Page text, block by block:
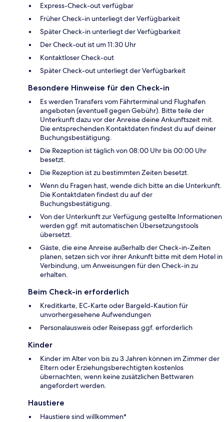
Express-Check-out verfügbar
Früher Check-in unterliegt der Verfügbarkeit
Später Check-in unterliegt der Verfügbarkeit
Der Check-out ist um 11:30 Uhr
Kontaktloser Check-out
Später Check-out unterliegt der Verfügbarkeit
Besondere Hinweise für den Check-in
Es werden Transfers vom Fährterminal und Flughafen
angeboten (eventuell gegen Gebühr). Bitte teile der
Unterkunft dazu vor der Anreise deine Ankunftszeit mit.
Die entsprechenden Kontaktdaten findest du auf deiner
Buchungsbestätigung.
Die Rezeption ist täglich von 08:00 Uhr bis 00:00 Uhr
besetzt.
Die Rezeption ist zu bestimmten Zeiten besetzt.
Wenn du Fragen hast, wende dich bitte an die Unterkunft.
Die Kontaktdaten findest du auf der
Buchungsbestätigung.
Von der Unterkunft zur Verfügung gestellte Informationen
werden ggf. mit automatischen Übersetzungstools
übersetzt.
Gäste, die eine Anreise außerhalb der Check-in-Zeiten
planen, setzen sich vor ihrer Ankunft bitte mit dem Hotel in
Verbindung, um Anweisungen für den Check-in zu
erhalten.
Beim Check-in erforderlich
Kreditkarte, EC-Karte oder Bargeld-Kaution für
unvorhergesehene Aufwendungen
Personalausweis oder Reisepass ggf. erforderlich
Kinder
Kinder im Alter von bis zu 3 Jahren können im Zimmer der
Eltern oder Erziehungsberechtigten kostenlos
übernachten, wenn keine zusätzlichen Bettwaren
angefordert werden.
Haustiere
Haustiere sind willkommen*